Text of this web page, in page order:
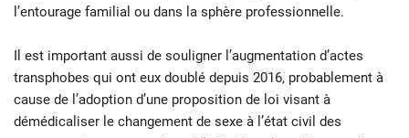
l’entourage familial ou dans la sphère professionnelle.
Il est important aussi de souligner l’augmentation d’actes
transphobes qui ont eux doublé depuis 2016, probablement à
cause de l’adoption d’une proposition de loi visant à
démédicaliser le changement de sexe à l’état civil des